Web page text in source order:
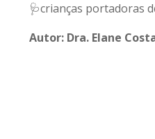
🩺crianças portadoras
Autor: Dra. Elane